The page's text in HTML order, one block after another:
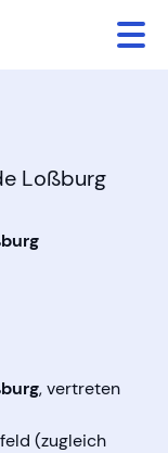
Loßburg
, vertreten
(zugleich